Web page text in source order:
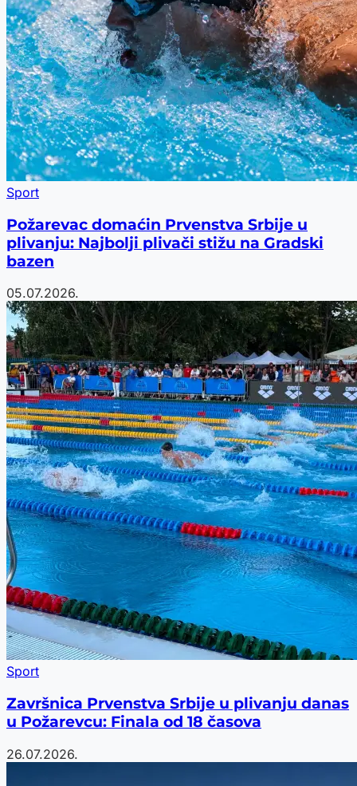
Sport
Požarevac domaćin Prvenstva Srbije u
plivanju: Najbolji plivači stižu na Gradski
bazen
05.07.2026.
Sport
Završnica Prvenstva Srbije u plivanju danas
u Požarevcu: Finala od 18 časova
26.07.2026.